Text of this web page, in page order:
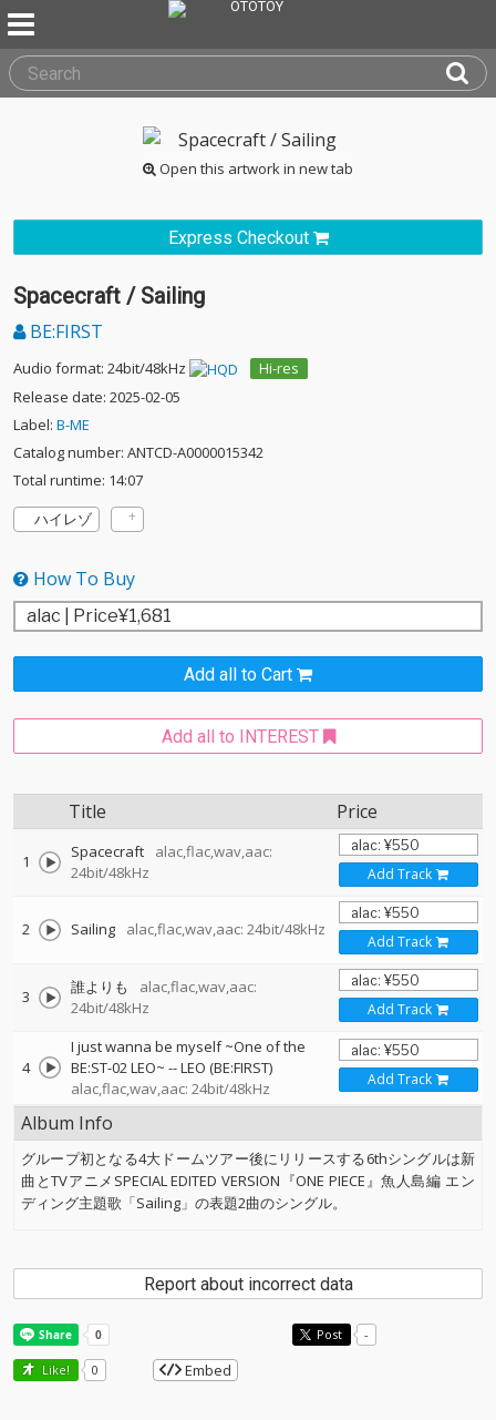
Open this artwork in new tab
Express Checkout
Spacecraft / Sailing
BE:FIRST
Audio format: 24bit/48kHz
Hi-res
Release date: 2025-02-05
Label: B-ME
Catalog number: ANTCD-A0000015342
Total runtime: 14:07
ハイレゾ
How To Buy
Add all to Cart
Add all to INTEREST
Title Price
1 Spacecraft
alac,flac,wav,aac:
24bit/48kHz
Add Track
2 Sailing alac,flac,wav,aac: 24bit/48kHz
Add Track
3 誰よりも
alac,flac,wav,aac:
24bit/48kHz
Add Track
4
I just wanna be myself ~One of the
BE:ST-02 LEO~ --LEO (BE:FIRST)
alac,flac,wav,aac: 24bit/48kHz
Add Track
Album Info
グループ初となる4大ドームツアー後にリリースする6thシングルは新
曲とTVアニメSPECIAL EDITED VERSION『ONE PIECE』魚人島編 エン
ディング主題歌「Sailing」の表題2曲のシングル。
Report about incorrect data
Post -
Like! 0 Embed